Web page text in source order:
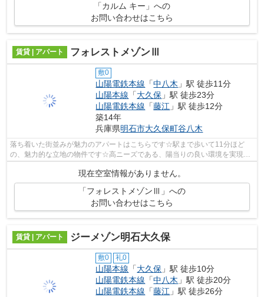
「カルム キー」への
お問い合わせはこちら
賃貸 | アパート フォレストメゾンⅢ
敷0
山陽電鉄本線 「中八木 」駅 徒歩11分
山陽本線 「大久保 」駅 徒歩23分
山陽電鉄本線 「藤江 」駅 徒歩12分
築14年
兵庫県明石市大久保町谷八木
落ち着いた街並みが魅力のアパートはこちらです☆駅まで歩いて11分ほど
の、魅力的な立地の物件です☆高ニーズである、陽当りの良い環境を実現し
た物件です☆2011年築で多くの方からご好評...
現在空室情報がありません。
「フォレストメゾンⅢ」への
お問い合わせはこちら
賃貸 | アパート ジーメゾン明石大久保
敷0 礼0
山陽本線 「大久保 」駅 徒歩10分
山陽電鉄本線 「中八木 」駅 徒歩20分
山陽電鉄本線 「藤江 」駅 徒歩26分